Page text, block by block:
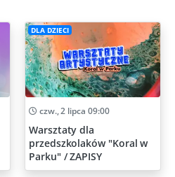
DLA DZIECI
czw., 2 lipca 09:00
Warsztaty dla
przedszkolaków "Koral w
Parku" / ZAPISY